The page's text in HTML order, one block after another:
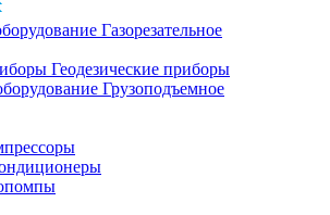
Газорезательное
Геодезические приборы
Грузоподъемное